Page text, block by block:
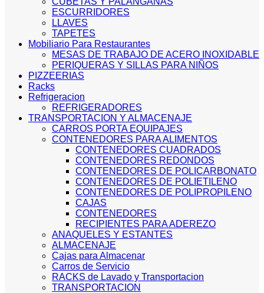
ESCURRIDORES
LLAVES
TAPETES
Mobiliario Para Restaurantes
MESAS DE TRABAJO DE ACERO INOXIDABLE
PERIQUERAS Y SILLAS PARA NIÑOS
PIZZEERIAS
Racks
Refrigeracion
REFRIGERADORES
TRANSPORTACION Y ALMACENAJE
CARROS PORTA EQUIPAJES
CONTENEDORES PARA ALIMENTOS
CONTENEDORES CUADRADOS
CONTENEDORES REDONDOS
CONTENEDORES DE POLICARBONATO
CONTENEDORES DE POLIETILENO
CONTENEDORES DE POLIPROPILENO
CAJAS
CONTENEDORES
RECIPIENTES PARA ADEREZO
ANAQUELES Y ESTANTES
ALMACENAJE
Cajas para Almacenar
Carros de Servicio
RACKS de Lavado y Transportacion
TRANSPORTACION